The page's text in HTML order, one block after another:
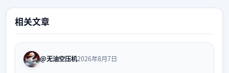
相关文章
@无油空压机2026年8月7日